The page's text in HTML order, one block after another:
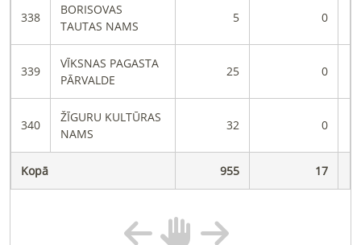
338
BORISOVAS
TAUTAS NAMS
5 0
339
VĪKSNAS PAGASTA
PĀRVALDE
25 0
340
ŽĪGURU KULTŪRAS
NAMS
32 0
Kopā 955 17